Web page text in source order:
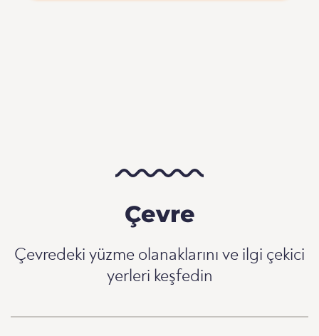
Çevre
Çevredeki yüzme olanaklarını ve ilgi çekici
yerleri keşfedin